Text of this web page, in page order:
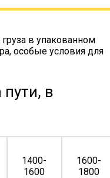
в упакованном
особые условия для
в
1400-
1600
1600-
1800